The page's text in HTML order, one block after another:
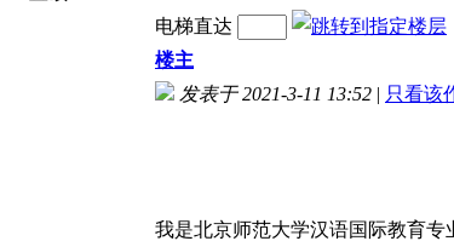
电梯直达
楼主
发表于 2021-3-11 13:52 | 只看该
我是北京师范大学汉语国际教育专